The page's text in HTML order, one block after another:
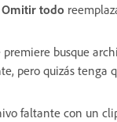
Omitir todo
busque
pero quizás
faltante con un